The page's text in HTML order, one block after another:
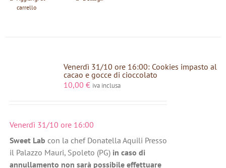
carrello
Venerdì 31/10 ore 16:00: Cookies impasto al
cacao e gocce di cioccolato
10,00 € iva inclusa
Venerdì 31/10 ore 16:00
Sweet Lab con la chef Donatella Aquili Presso
il Palazzo Mauri, Spoleto (PG) in caso di
annullamento non sarà possibile effettuare